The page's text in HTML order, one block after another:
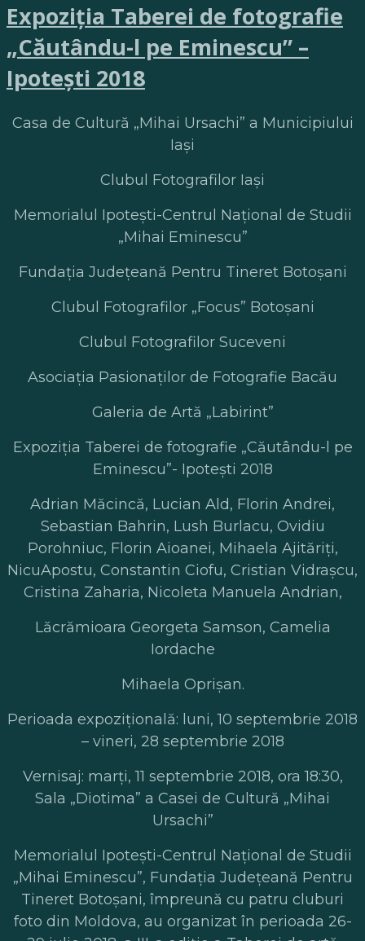
Expoziţia Taberei de fotografie
„Căutându-l pe Eminescu” –
Ipoteşti 2018
Casa de Cultură „Mihai Ursachi” a Municipiului
Iași
Clubul Fotografilor Iași
Memorialul Ipotești-Centrul Național de Studii
„Mihai Eminescu”
Fundația Județeană Pentru Tineret Botoșani
Clubul Fotografilor „Focus” Botoșani
Clubul Fotografilor Suceveni
Asociația Pasionaților de Fotografie Bacău
Galeria de Artă „Labirint”
Expoziţia Taberei de fotografie „Căutându-l pe
Eminescu”- Ipoteşti 2018
Adrian Măcincă, Lucian Ald, Florin Andrei,
Sebastian Bahrin, Lush Burlacu, Ovidiu
Porohniuc, Florin Aioanei, Mihaela Ajităriți,
NicuApostu, Constantin Ciofu, Cristian Vidrașcu,
Cristina Zaharia, Nicoleta Manuela Andrian,
Lăcrămioara Georgeta Samson, Camelia
Iordache
Mihaela Oprișan.
Perioada expoziţională: luni, 10 septembrie 2018
– vineri, 28 septembrie 2018
Vernisaj: marţi, 11 septembrie 2018, ora 18:30,
Sala „Diotima” a Casei de Cultură „Mihai
Ursachi”
Memorialul Ipotești-Centrul Național de Studii
„Mihai Eminescu”, Fundația Județeană Pentru
Tineret Botoșani, împreună cu patru cluburi
foto din Moldova, au organizat în perioada 26-